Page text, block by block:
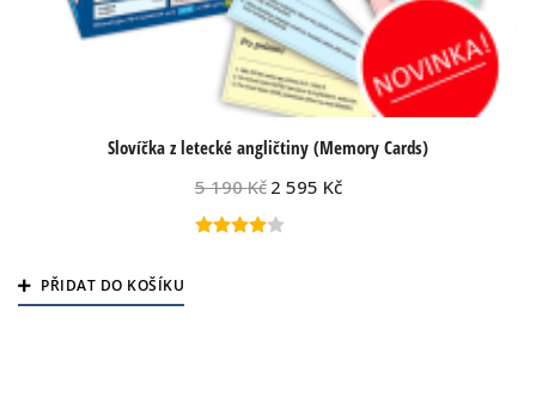
Slovíčka z letecké angličtiny (Memory Cards)
5 190Kč 2 595 Kč
PŘIDAT DO KOŠÍKU